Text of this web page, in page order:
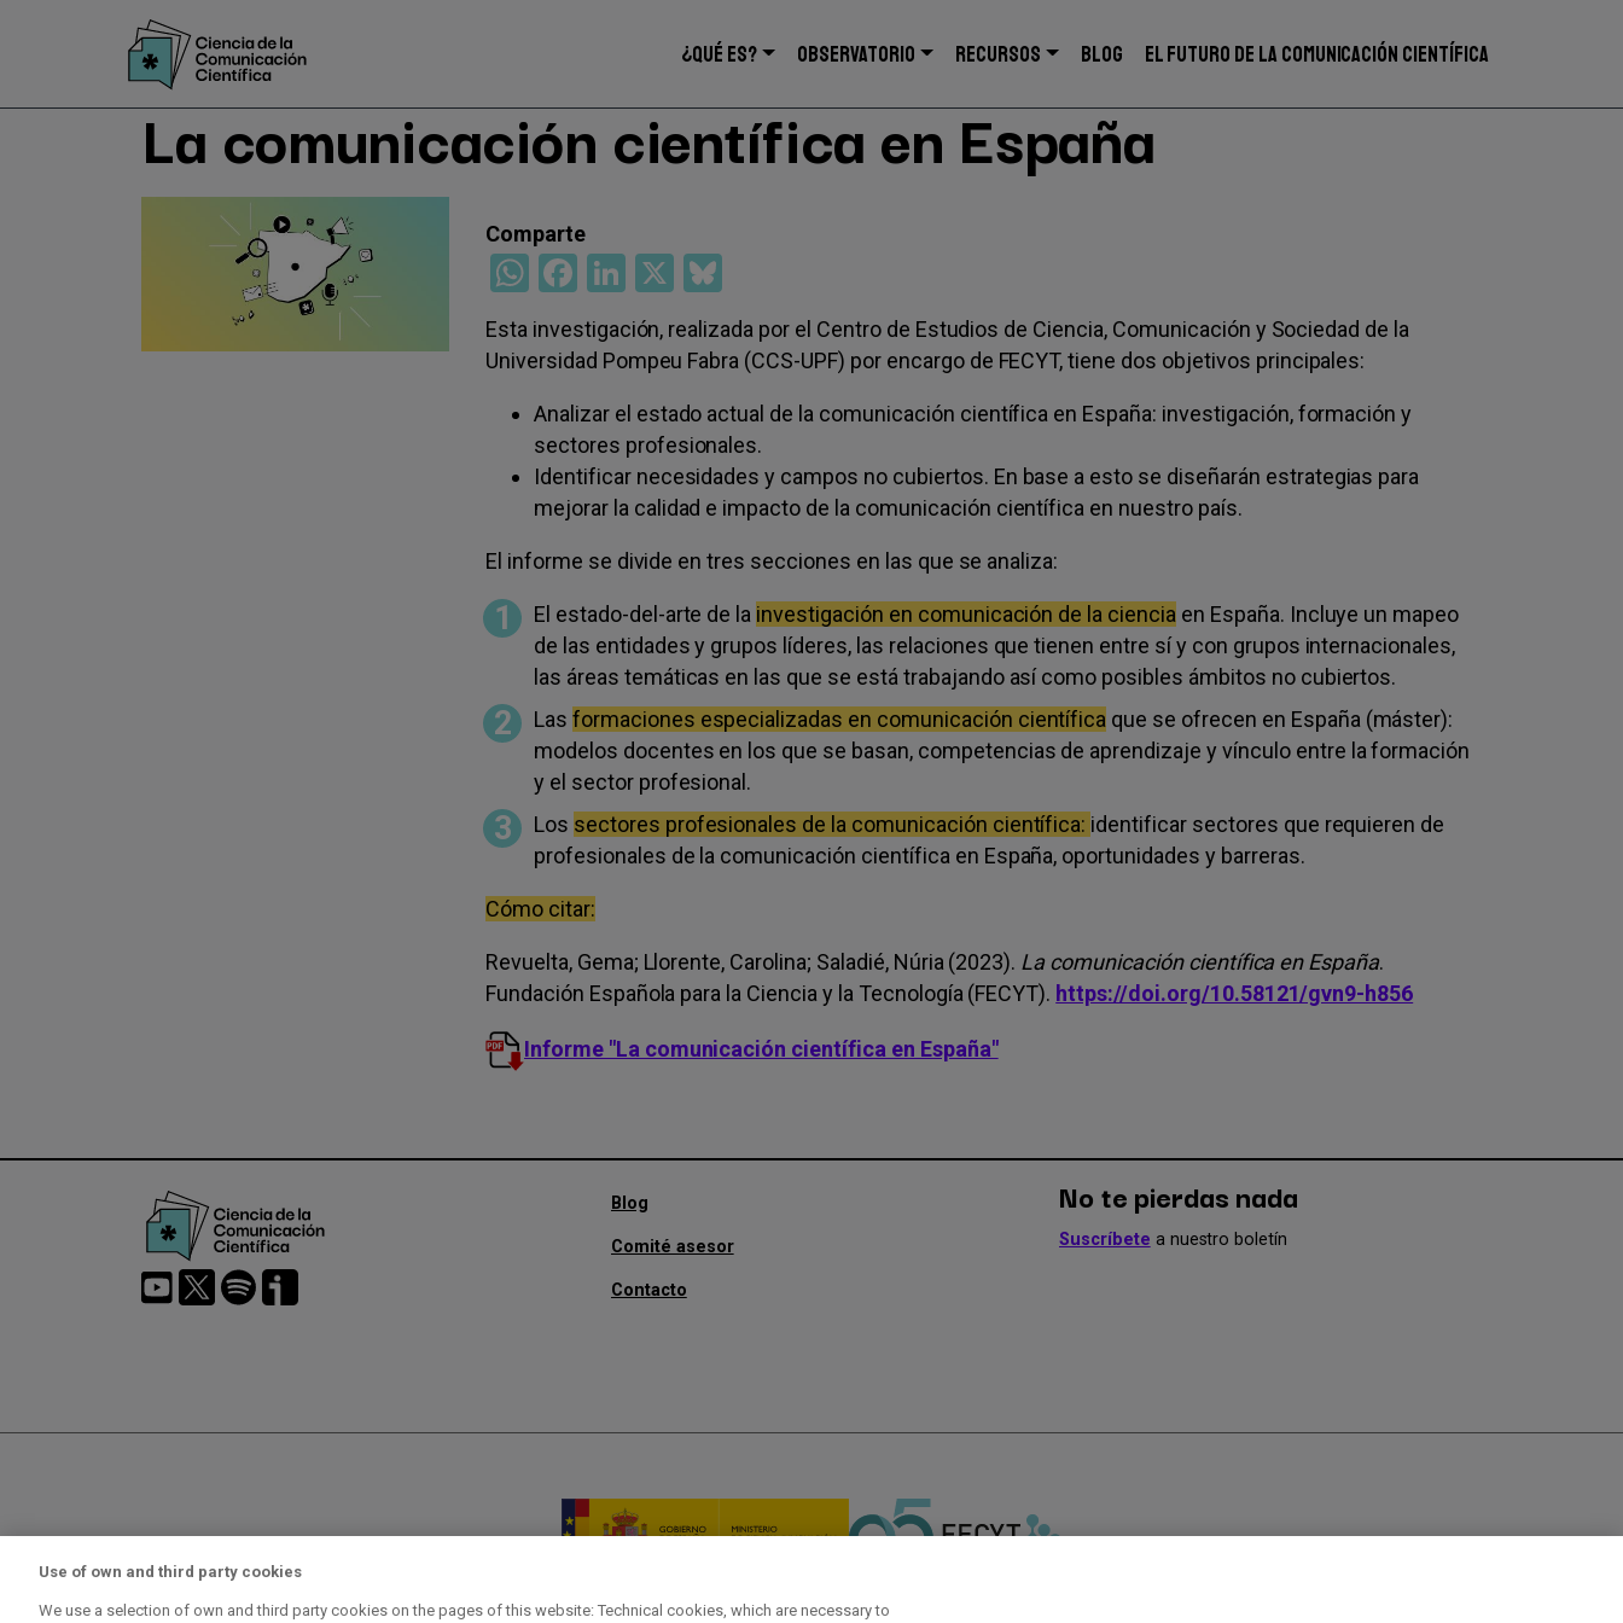
principal
Navegación
¿QUÉ ES? OBSERVATORIO RECURSOS BLOG EL FUTURO DE LA COMUNICACIÓN CIENTÍFICA
La comunicación científica en España
WhatsApp
Facebook
LinkedIn
X
Esta investigación, realizada por el Centro de Estudios de Ciencia, Comunicación y Sociedad de la
Universidad Pompeu Fabra (CCS-UPF) por encargo de FECYT, tiene dos objetivos principales:
Analizar el estado actual de la comunicación científica en España: investigación, formación y
sectores profesionales.
Identificar necesidades y campos no cubiertos. En base a esto se diseñarán estrategias para
mejorar la calidad e impacto de la comunicación científica en nuestro país.
El informe se divide en tres secciones en las que se analiza:
El estado-del-arte de la investigación en comunicación de la ciencia en España. Incluye un mapeo
de las entidades y grupos líderes, las relaciones que tienen entre sí y con grupos internacionales,
las áreas temáticas en las que se está trabajando así como posibles ámbitos no cubiertos.
Las formaciones especializadas en comunicación científica que se ofrecen en España (máster):
modelos docentes en los que se basan, competencias de aprendizaje y vínculo entre la formación
y el sector profesional.
Los sectores profesionales de la comunicación científica: identificar sectores que requieren de
profesionales de la comunicación científica en España, oportunidades y barreras.
Cómo citar:
Revuelta, Gema; Llorente, Carolina; Saladié, Núria (2023). La comunicación científica en España.
Fundación Española para la Ciencia y la Tecnología (FECYT). https://doi.org/10.58121/gvn9-h856
Informe "La comunicación científica en España"
Menú
secundario
Blog
Comité asesor
Contacto
No te pierdas nada
Suscríbete a nuestro boletín
Use of own and third party cookies
We use a selection of own and third party cookies on the pages of this website: Technical cookies, which are necessary to